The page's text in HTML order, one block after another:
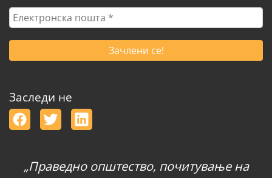
Електронска
пошта
*
Заследи не
„Праведно општество, почитување на